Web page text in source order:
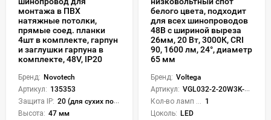
монтажа в ПВХ
натяжные потолки,
прямые соед. планки
4шт в комплекте, гарпун
и заглушки гарпуна в
комплекте, 48V, IP20
Бренд: Novotech
Артикул: 135353
Защита IP: 20 (для сухих пом.)
Высота: 47 мм
белого цвета, подходит
для всех шинопроводов
48В с шириной выреза
26мм, 20 Вт, 3000К, CRI
90, 1600 лм, 24°, диаметр
65 мм
Бренд: Voltega
Артикул: VGL032-2-20W3K-S-W
1
Цоколь: LED